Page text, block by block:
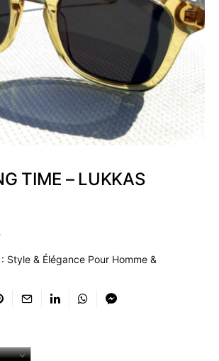
TIME – LUKKAS
: Style & Élégance Pour Homme &